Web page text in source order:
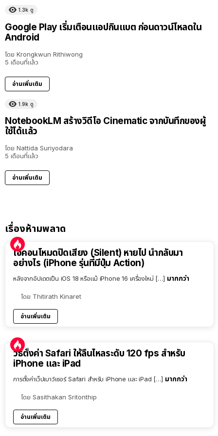
1.3k ดู
Google Play เริ่มเตือนแอปกินแบต ก่อนดาวน์โหลดใน
Android
โดย Krongkwun Rithiwong
5 เดือนที่แล้ว
อ่านเพิ่มเติม
1.9k ดู
NotebookLM สร้างวิดีโอ Cinematic จากบันทึกของผู้
ใช้ได้แล้ว
โดย Nattida Suriyodara
5 เดือนที่แล้ว
อ่านเพิ่มเติม
เรื่องห้ามพลาด
ไอคอนโหมดปิดเสียง (Silent) หายไป นำกลับมา
อย่างไร (iPhone รุ่นที่มีปุ่ม Action)
หลังจากอัปเดตเป็น iOS 18 หรือแม้ iPhone 16 เครื่องใหม่ […] มากกว่า
โดย Thitirath Kinaret
อ่านเพิ่มเติม
วิธีตั้งค่า Safari ให้ลื่นไหลระดับ 120 fps สำหรับ
iPhone และ iPad
การตั้งค่าเว็ปเบาว์เซอร์ Safari สำหรับ iPhone และ iPad […] มากกว่า
โดย Sasithakan Sritonthip
อ่านเพิ่มเติม